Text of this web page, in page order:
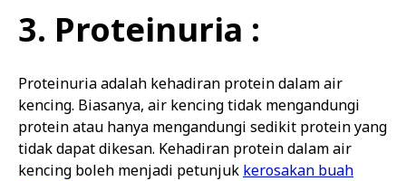
3. Proteinuria :
Proteinuria adalah kehadiran protein dalam air
kencing. Biasanya, air kencing tidak mengandungi
protein atau hanya mengandungi sedikit protein yang
tidak dapat dikesan. Kehadiran protein dalam air
kencing boleh menjadi petunjuk kerosakan buah